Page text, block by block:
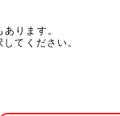
ります。
てください。